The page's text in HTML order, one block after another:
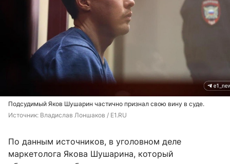
Подсудимый Яков Шушарин частично признал свою вину в суде.
Источник: Владислав Лоншаков / E1.RU
По данным источников, в уголовном деле
маркетолога Якова Шушарина, который